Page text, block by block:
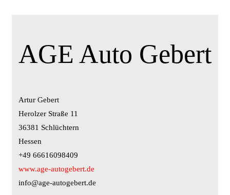
AGE Auto Gebert
Artur Gebert
Herolzer Straße 11
36381 Schlüchtern
Hessen
+49 66616098409
www.age-autogebert.de
info@age-autogebert.de